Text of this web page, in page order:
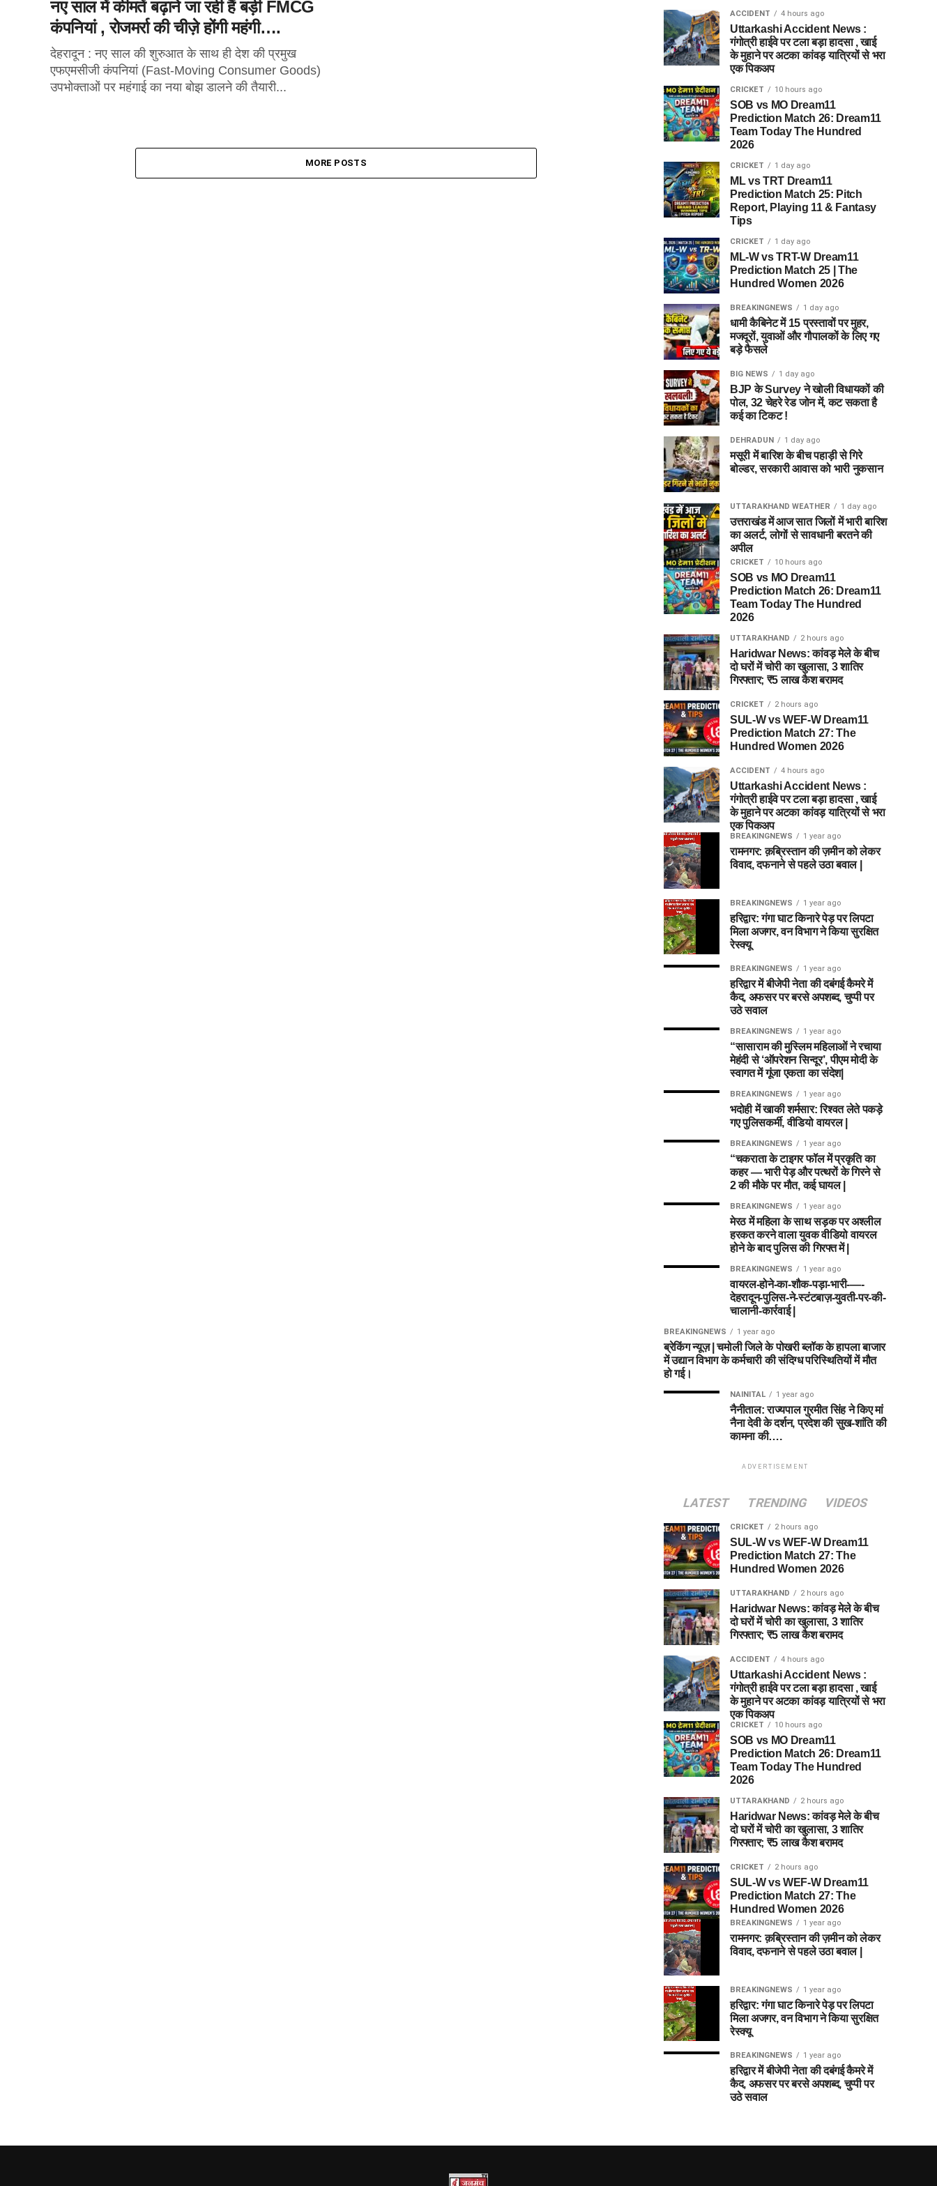
नए साल में कीमतें बढ़ाने जा रही हैं बड़ी FMCG
कंपनियां , रोजमर्रा की चीज़े होंगी महंगी….
देहरादून : नए साल की शुरुआत के साथ ही देश की प्रमुख
एफएमसीजी कंपनियां (Fast-Moving Consumer Goods)
उपभोक्ताओं पर महंगाई का नया बोझ डालने की तैयारी...
MORE POSTS
ACCIDENT 4 hours ago
Uttarkashi Accident News :
गंगोत्री हाईवे पर टला बड़ा हादसा , खाई
के मुहाने पर अटका कांवड़ यात्रियों से भरा
एक पिकअप
CRICKET 10 hours ago
SOB vs MO Dream11
Prediction Match 26: Dream11
Team Today The Hundred
2026
CRICKET 1 day ago
ML vs TRT Dream11
Prediction Match 25: Pitch
Report, Playing 11 & Fantasy
Tips
CRICKET 1 day ago
ML-W vs TRT-W Dream11
Prediction Match 25 | The
Hundred Women 2026
BREAKINGNEWS 1 day ago
धामी कैबिनेट में 15 प्रस्तावों पर मुहर,
मजदूरों, युवाओं और गौपालकों के लिए गए
बड़े फैसले
BIG NEWS 1 day ago
BJP के Survey ने खोली विधायकों की
पोल, 32 चेहरे रेड जोन में, कट सकता है
कई का टिकट !
DEHRADUN 1 day ago
मसूरी में बारिश के बीच पहाड़ी से गिरे
बोल्डर, सरकारी आवास को भारी नुकसान
UTTARAKHAND WEATHER 1 day ago
उत्तराखंड में आज सात जिलों में भारी बारिश
का अलर्ट, लोगों से सावधानी बरतने की
अपील
CRICKET 10 hours ago
SOB vs MO Dream11
Prediction Match 26: Dream11
Team Today The Hundred
2026
UTTARAKHAND 2 hours ago
Haridwar News: कांवड़ मेले के बीच
दो घरों में चोरी का खुलासा, 3 शातिर
गिरफ्तार; ₹5 लाख कैश बरामद
CRICKET 2 hours ago
SUL-W vs WEF-W Dream11
Prediction Match 27: The
Hundred Women 2026
ACCIDENT 4 hours ago
Uttarkashi Accident News :
गंगोत्री हाईवे पर टला बड़ा हादसा , खाई
के मुहाने पर अटका कांवड़ यात्रियों से भरा
एक पिकअप
BREAKINGNEWS 1 year ago
रामनगर: क़ब्रिस्तान की ज़मीन को लेकर
विवाद, दफनाने से पहले उठा बवाल |
BREAKINGNEWS 1 year ago
हरिद्वार: गंगा घाट किनारे पेड़ पर लिपटा
मिला अजगर, वन विभाग ने किया सुरक्षित
रेस्क्यू
BREAKINGNEWS 1 year ago
हरिद्वार में बीजेपी नेता की दबंगई कैमरे में
कैद, अफसर पर बरसे अपशब्द, चुप्पी पर
उठे सवाल
BREAKINGNEWS 1 year ago
“सासाराम की मुस्लिम महिलाओं ने रचाया
मेहंदी से ‘ऑपरेशन सिन्दूर’, पीएम मोदी के
स्वागत में गूंजा एकता का संदेश|
BREAKINGNEWS 1 year ago
भदोही में खाकी शर्मसार: रिश्वत लेते पकड़े
गए पुलिसकर्मी, वीडियो वायरल |
BREAKINGNEWS 1 year ago
“चकराता के टाइगर फॉल में प्रकृति का
कहर — भारी पेड़ और पत्थरों के गिरने से
2 की मौके पर मौत, कई घायल |
BREAKINGNEWS 1 year ago
मेरठ में महिला के साथ सड़क पर अश्लील
हरकत करने वाला युवक वीडियो वायरल
होने के बाद पुलिस की गिरफ्त में |
BREAKINGNEWS 1 year ago
वायरल-होने-का-शौक-पड़ा-भारी-—-
देहरादून-पुलिस-ने-स्टंटबाज़-युवती-पर-की-
चालानी-कार्रवाई |
BREAKINGNEWS 1 year ago
ब्रेकिंग न्यूज़ | चमोली जिले के पोखरी ब्लॉक के हापला बाजार
में उद्यान विभाग के कर्मचारी की संदिग्ध परिस्थितियों में मौत
हो गई।
NAINITAL 1 year ago
नैनीताल: राज्यपाल गुरमीत सिंह ने किए मां
नैना देवी के दर्शन, प्रदेश की सुख-शांति की
कामना की….
ADVERTISEMENT
LATEST TRENDING VIDEOS
CRICKET 2 hours ago
SUL-W vs WEF-W Dream11
Prediction Match 27: The
Hundred Women 2026
UTTARAKHAND 2 hours ago
Haridwar News: कांवड़ मेले के बीच
दो घरों में चोरी का खुलासा, 3 शातिर
गिरफ्तार; ₹5 लाख कैश बरामद
ACCIDENT 4 hours ago
Uttarkashi Accident News :
गंगोत्री हाईवे पर टला बड़ा हादसा , खाई
के मुहाने पर अटका कांवड़ यात्रियों से भरा
एक पिकअप
CRICKET 10 hours ago
SOB vs MO Dream11
Prediction Match 26: Dream11
Team Today The Hundred
2026
UTTARAKHAND 2 hours ago
Haridwar News: कांवड़ मेले के बीच
दो घरों में चोरी का खुलासा, 3 शातिर
गिरफ्तार; ₹5 लाख कैश बरामद
CRICKET 2 hours ago
SUL-W vs WEF-W Dream11
Prediction Match 27: The
Hundred Women 2026
BREAKINGNEWS 1 year ago
रामनगर: क़ब्रिस्तान की ज़मीन को लेकर
विवाद, दफनाने से पहले उठा बवाल |
BREAKINGNEWS 1 year ago
हरिद्वार: गंगा घाट किनारे पेड़ पर लिपटा
मिला अजगर, वन विभाग ने किया सुरक्षित
रेस्क्यू
BREAKINGNEWS 1 year ago
हरिद्वार में बीजेपी नेता की दबंगई कैमरे में
कैद, अफसर पर बरसे अपशब्द, चुप्पी पर
उठे सवाल